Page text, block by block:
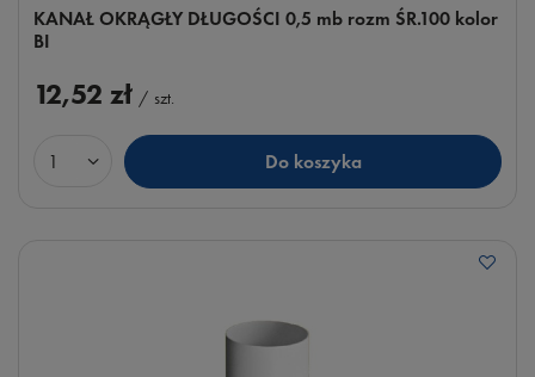
KANAŁ OKRĄGŁY DŁUGOŚCI 0,5 mb rozm ŚR.100 kolor
BI
12,52 zł / szt.
Ilość produktów Do koszyka